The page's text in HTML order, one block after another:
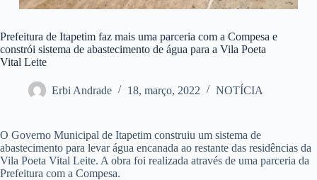
Prefeitura de Itapetim faz mais uma parceria com a Compesa e
constrói sistema de abastecimento de água para a Vila Poeta
Vital Leite
Erbi Andrade 18, março, 2022 NOTÍCIA
O Governo Municipal de Itapetim construiu um sistema de
abastecimento para levar água encanada ao restante das residências da
Vila Poeta Vital Leite. A obra foi realizada através de uma parceria da
Prefeitura com a Compesa.